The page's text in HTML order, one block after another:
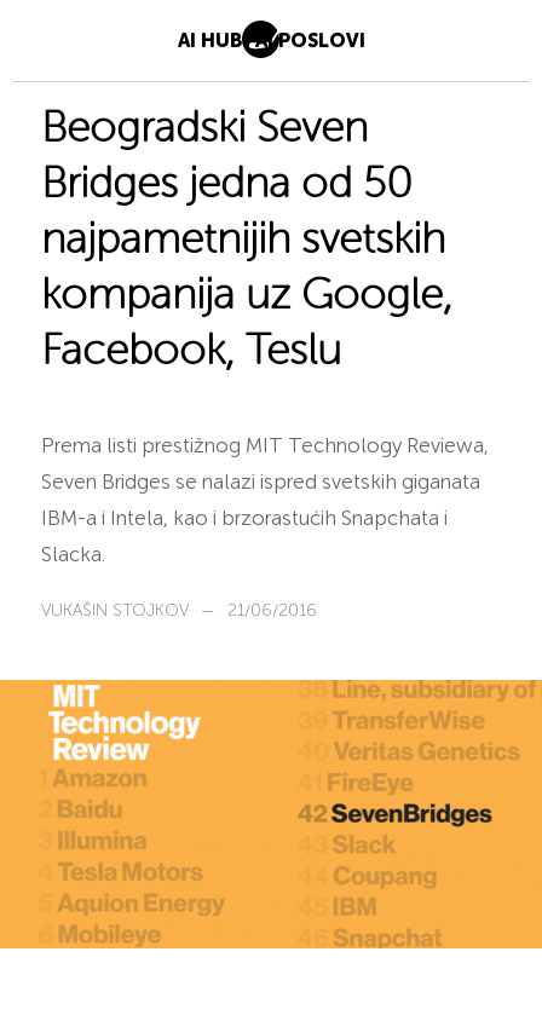
AI HUB AI POSLOVI
Beogradski Seven
Bridges jedna od 50
najpametnijih svetskih
kompanija uz Google,
Facebook, Teslu
Prema listi prestižnog MIT Technology Reviewa,
Seven Bridges se nalazi ispred svetskih giganata
IBM-a i Intela, kao i brzorastućih Snapchata i
Slacka.
VUKAŠIN STOJKOV — 21/06/2016